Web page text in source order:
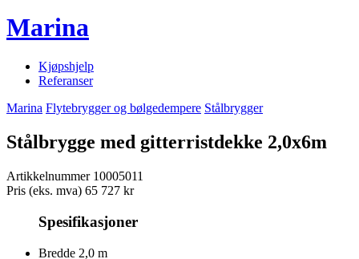
Marina
Kjøpshjelp
Referanser
Marina Flytebrygger og bølgedempere Stålbrygger
Stålbrygge med gitterristdekke 2,0x6m
Artikkelnummer 10005011
Pris (eks. mva) 65 727 kr
Spesifikasjoner
Bredde 2,0 m